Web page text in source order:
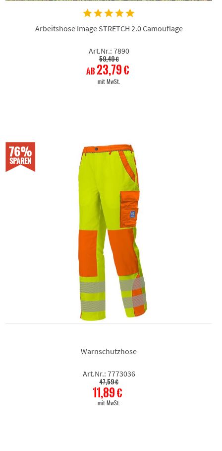
Arbeitshose Image STRETCH 2.0 Camouflage
Art.Nr.: 7890
59,49 €
ab 23,79 €
mit MwSt.
76%
SPAREN
Warnschutzhose
Art.Nr.: 7773036
47,59 €
11,89 €
mit MwSt.